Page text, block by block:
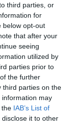
third parties, or
for
below opt-out
that after your
seeing
utilized by
parties prior to
the further
third parties on the
information may
the IAB’s List of
it to other
v Švici bo
in
Progo
kako se na
Laro
je bila dvakrat
nastopila